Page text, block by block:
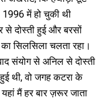
में हो चुकी थी
दोस्ती हुई और बरसों
सिलसिला चलता रहा।
संयोग से अनिल से दोस्ती
थी, वो जगह कटरा के
मैं हर बार ज़रूर जाता